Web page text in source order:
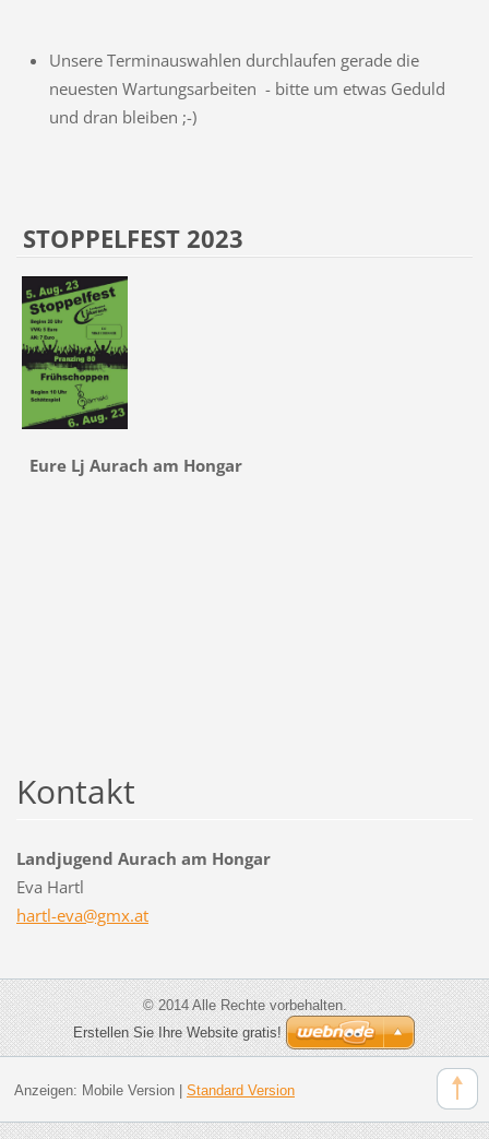
Unsere Terminauswahlen durchlaufen gerade die
neuesten Wartungsarbeiten - bitte um etwas Geduld
und dran bleiben ;-)
STOPPELFEST 2023
Eure Lj Aurach am Hongar
Kontakt
Landjugend Aurach am Hongar
Eva Hartl
hartl-eva@gmx.at
© 2014 Alle Rechte vorbehalten.
Erstellen Sie Ihre Website gratis!
Anzeigen: Mobile Version| Standard Version